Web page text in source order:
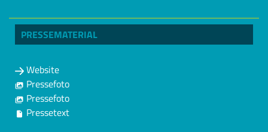
PRESSEMATERIAL
Website
Pressefoto
Pressefoto
Pressetext